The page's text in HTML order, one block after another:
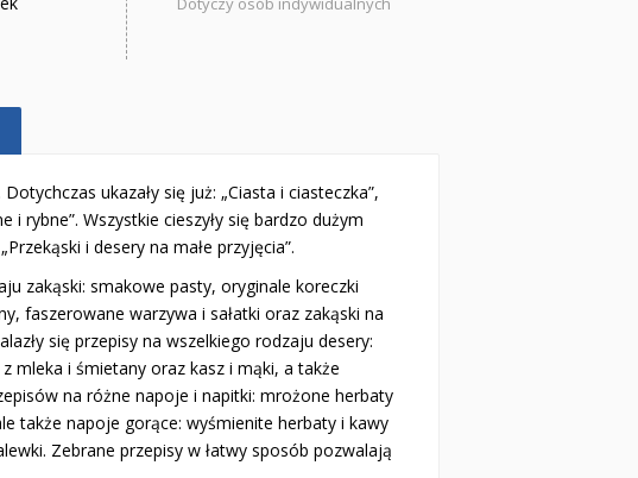
ukazały się już: „Ciasta i ciasteczka”,
rybne”. Wszystkie cieszyły się bardzo dużym
i desery na małe przyjęcia”.
zakąski: smakowe pasty, oryginale koreczki
faszerowane warzywa i sałatki oraz zakąski na
się przepisy na wszelkiego rodzaju desery:
mleka i śmietany oraz kasz i mąki, a także
na różne napoje i napitki: mrożone herbaty
także napoje gorące: wyśmienite herbaty i kawy
Zebrane przepisy w łatwy sposób pozwalają